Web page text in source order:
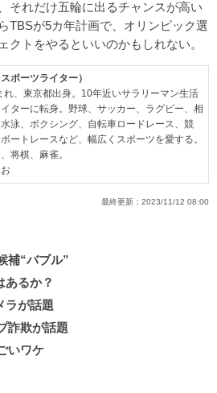
それだけ五輪に出るチャンスが高い
TBSが5カ年計画で、オリンピック選
クトをやるといいのかもしれない。
ポーツライター）
れ、東京都出身。10年近いサラリーマン生活
ターに転身。野球、サッカー、ラグビー、相
泳、ボクシング、自転車ロードレース、競
ートレースなど、幅広くスポーツを愛する。
将棋、麻雀。
最終更新： 2023/11/12 08:00
補“バブル”
あるか？
ラが話題
詐欺が話題
いワケ